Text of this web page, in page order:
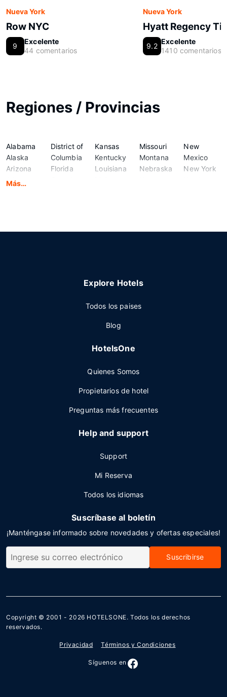
Nueva York
Row NYC
9
Excelente
44 comentarios
Nueva York
Hyatt Regency
9.2
Excelente
1410 comentarios
Regiones / Provincias
Alabama
Alaska
Arizona
Arkansas
District of
Columbia
Florida
Kansas
Kentucky
Louisiana
Missouri
Montana
Nebraska
New
Mexico
New York
Más…
Explore Hotels
Todos los paises
Blog
HotelsOne
Quienes Somos
Propietarios de hotel
Preguntas más frecuentes
Help and support
Support
Mi Reserva
Todos los idiomas
Suscríbase al boletín
¡Manténgase informado sobre novedades y ofertas especiales!
Suscribirse
Copyright © 2001 - 2026 HOTELSONE. Todos los derechos
reservados.
Privacidad Términos y Condiciones
Síguenos en